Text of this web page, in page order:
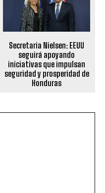
Secretaria Nielsen: EEUU
seguirá apoyando
iniciativas que impulsan
seguridad y prosperidad de
Honduras